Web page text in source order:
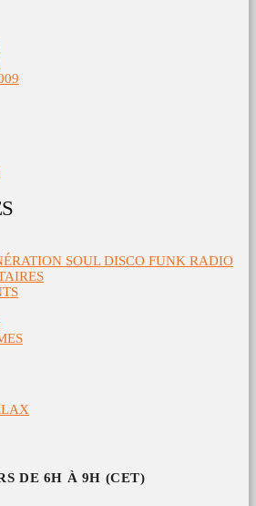
SOUL DISCO FUNK RADIO
DE 6H À 9H (CET)